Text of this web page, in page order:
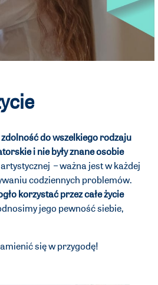
zdolność do wszelkiego rodzaju
i nie były znane osobie
– ważna jest w każdej
codziennych problemów.
korzystać przez całe życie
jego pewność siebie,
się w przygodę!